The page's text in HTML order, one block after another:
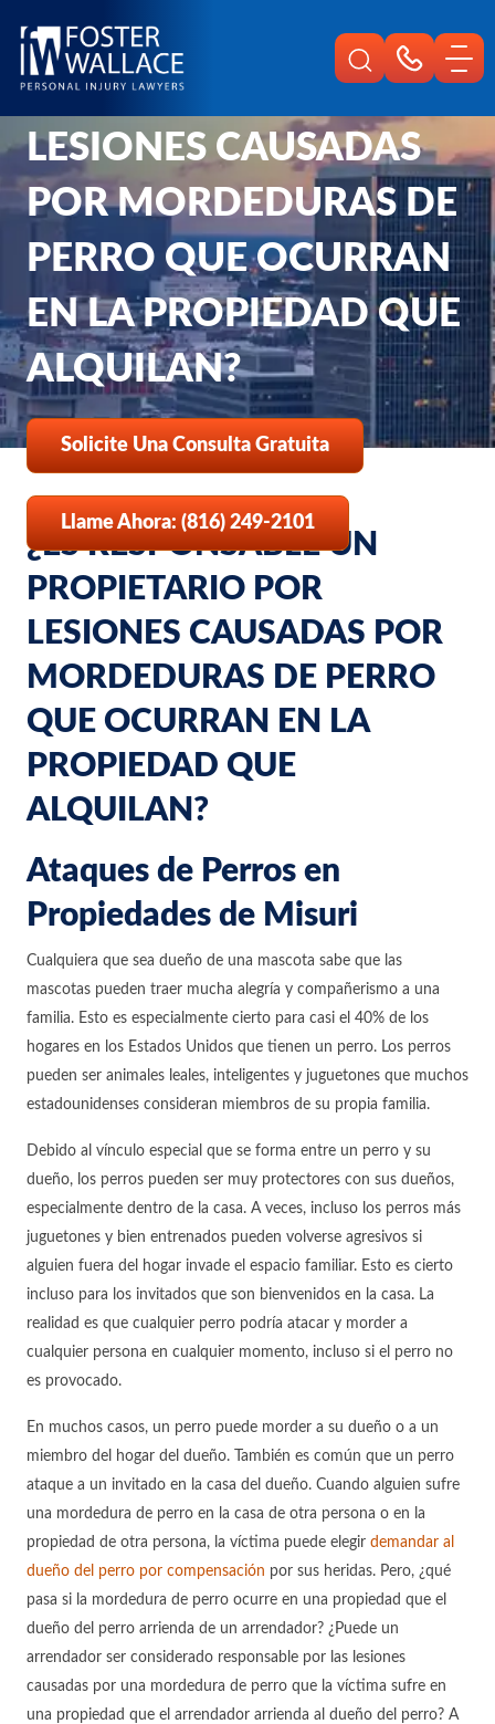
Preguntas Frecuentes
¿ES RESPONSABLE UN
PROPIETARIO POR
LESIONES CAUSADAS
POR MORDEDURAS DE
PERRO QUE OCURRAN
EN LA PROPIEDAD QUE
ALQUILAN?
Solicite Una Consulta Gratuita
Llame Ahora: (816) 249-2101
¿ES RESPONSABLE UN
PROPIETARIO POR
LESIONES CAUSADAS POR
MORDEDURAS DE PERRO
QUE OCURRAN EN LA
PROPIEDAD QUE
ALQUILAN?
Ataques de Perros en
Propiedades de Misuri
Cualquiera que sea dueño de una mascota sabe que las
mascotas pueden traer mucha alegría y compañerismo a una
familia. Esto es especialmente cierto para casi el 40% de los
hogares en los Estados Unidos que tienen un perro. Los perros
pueden ser animales leales, inteligentes y juguetones que muchos
estadounidenses consideran miembros de su propia familia.
Debido al vínculo especial que se forma entre un perro y su
dueño, los perros pueden ser muy protectores con sus dueños,
especialmente dentro de la casa. A veces, incluso los perros más
juguetones y bien entrenados pueden volverse agresivos si
alguien fuera del hogar invade el espacio familiar. Esto es cierto
incluso para los invitados que son bienvenidos en la casa. La
realidad es que cualquier perro podría atacar y morder a
cualquier persona en cualquier momento, incluso si el perro no
es provocado.
En muchos casos, un perro puede morder a su dueño o a un
miembro del hogar del dueño. También es común que un perro
ataque a un invitado en la casa del dueño. Cuando alguien sufre
una mordedura de perro en la casa de otra persona o en la
propiedad de otra persona, la víctima puede elegir demandar al
dueño del perro por compensación por sus heridas. Pero, ¿qué
pasa si la mordedura de perro ocurre en una propiedad que el
dueño del perro arrienda de un arrendador? ¿Puede un
arrendador ser considerado responsable por las lesiones
causadas por una mordedura de perro que la víctima sufre en
una propiedad que el arrendador arrienda al dueño del perro? A